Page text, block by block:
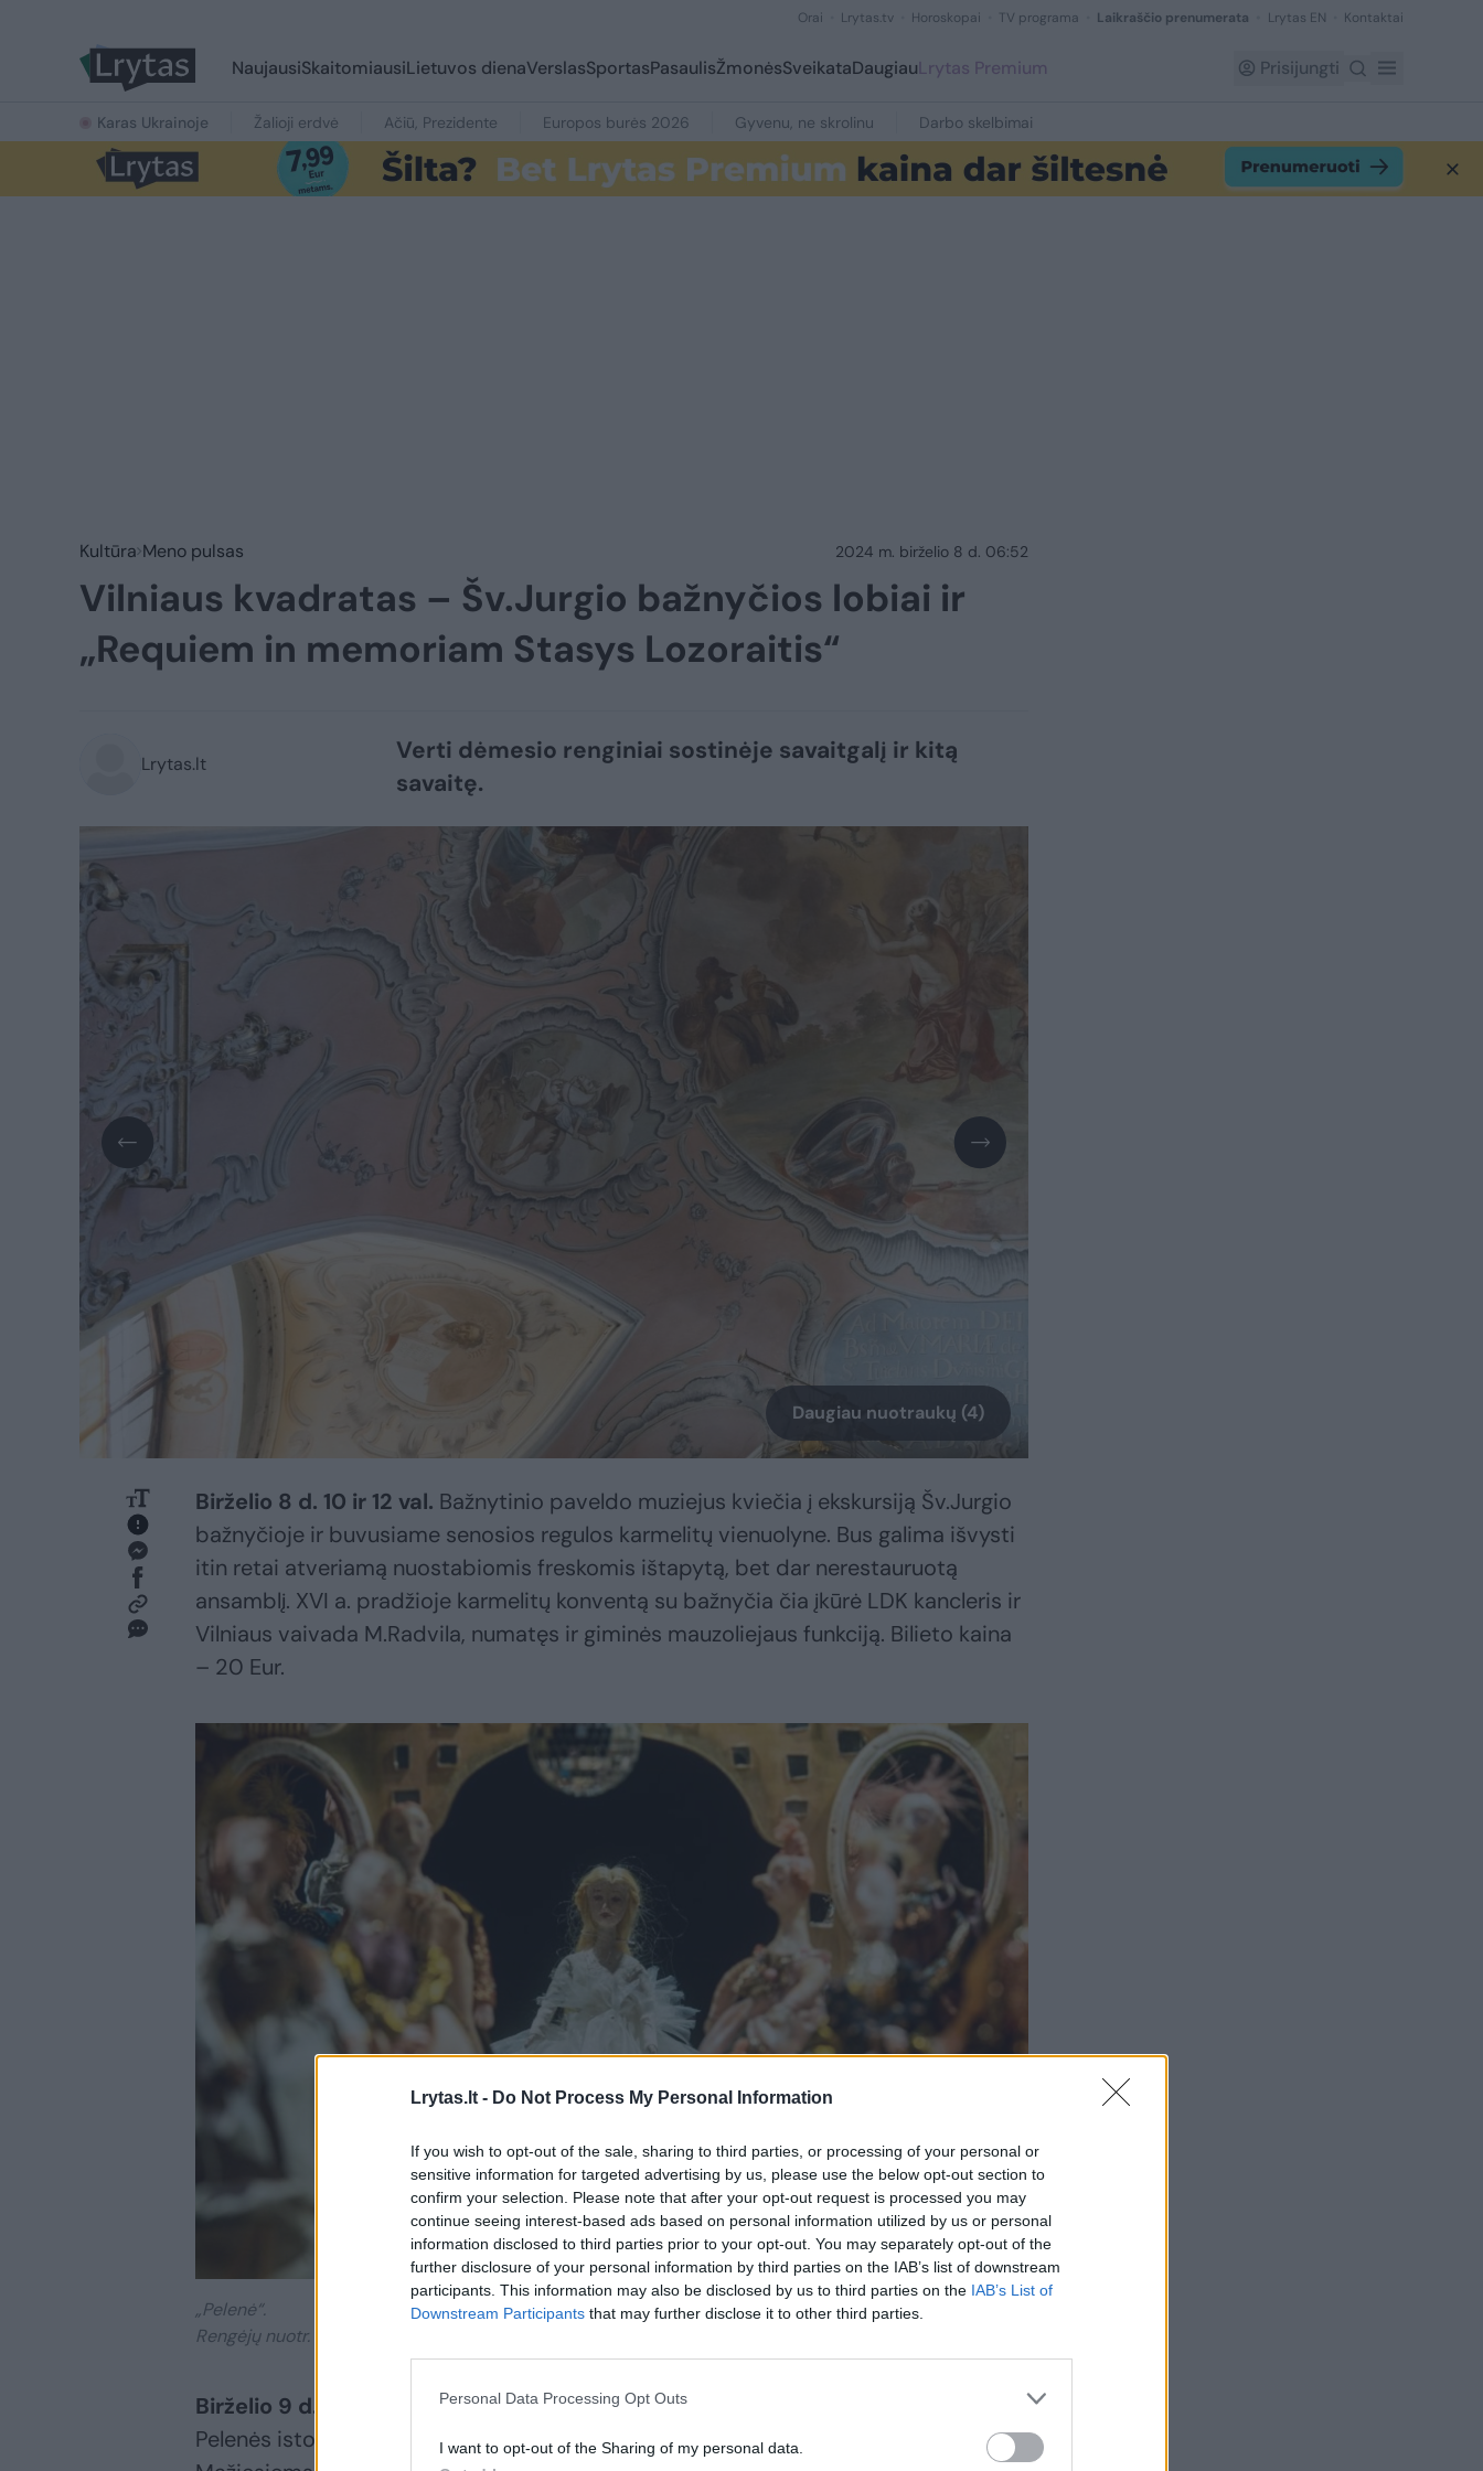
Lrytas.lt - Do Not Process My Personal Information
If you wish to opt-out of the sale, sharing to third parties, or processing of your personal or
sensitive information for targeted advertising by us, please use the below opt-out section to
confirm your selection. Please note that after your opt-out request is processed you may
continue seeing interest-based ads based on personal information utilized by us or personal
information disclosed to third parties prior to your opt-out. You may separately opt-out of the
further disclosure of your personal information by third parties on the IAB’s list of downstream
participants. This information may also be disclosed by us to third parties on the IAB’s List of
Downstream Participants that may further disclose it to other third parties.
Personal Data Processing Opt Outs
I want to opt-out of the Sharing of my personal data.
Orai Lrytas.tv Horoskopai TV programa Laikraščio prenumerata Lrytas EN Kontaktai
NaujausiSkaitomiausiLietuvos dienaVerslasSportasPasaulisŽmonėsSveikataDaugiauLrytas Premium Prisijungti
Karas Ukrainoje Žalioji erdvė Ačiū, Prezidente Europos burės 2026 Gyvenu, ne skrolinu Darbo skelbimai
Kultūra Meno pulsas 2024 m. birželio 8 d. 06:52
Vilniaus kvadratas – Šv.Jurgio bažnyčios lobiai ir
„Requiem in memoriam Stasys Lozoraitis“
Lrytas.lt
Verti dėmesio renginiai sostinėje savaitgalį ir kitą
savaitę.
Daugiau nuotraukų (4)
Birželio 8 d. 10 ir 12 val. Bažnytinio paveldo muziejus kviečia į ekskursiją Šv.Jurgio
bažnyčioje ir buvusiame senosios regulos karmelitų vienuolyne. Bus galima išvysti
itin retai atveriamą nuostabiomis freskomis ištapytą, bet dar nerestauruotą
ansamblį. XVI a. pradžioje karmelitų konventą su bažnyčia čia įkūrė LDK kancleris ir
Vilniaus vaivada M.Radvila, numatęs ir giminės mauzoliejaus funkciją. Bilieto kaina
– 20 Eur.
Daugiau nuotraukų (4)
„Pelenė“.
Rengėjų nuotr.
Birželio 9 d. 12 ir 14 val.
„Lėlės“ teatre – spektaklis vaikams „Pelenė“. Tai klasikinė
Pelenės istorija, sukurta pagal Nijolės Indriūnaitės pjesę „Stebuklingi bateliai“.